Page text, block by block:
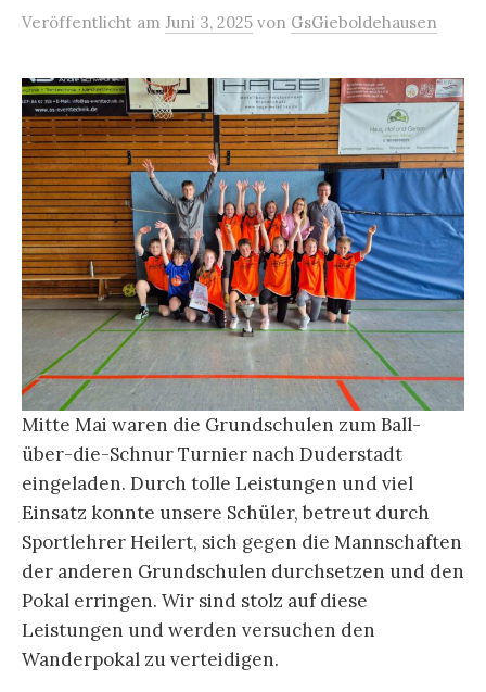
Veröffentlicht am Juni 3, 2025 von GsGieboldehausen
Mitte Mai waren die Grundschulen zum Ball-
über-die-Schnur Turnier nach Duderstadt
eingeladen. Durch tolle Leistungen und viel
Einsatz konnte unsere Schüler, betreut durch
Sportlehrer Heilert, sich gegen die Mannschaften
der anderen Grundschulen durchsetzen und den
Pokal erringen. Wir sind stolz auf diese
Leistungen und werden versuchen den
Wanderpokal zu verteidigen.